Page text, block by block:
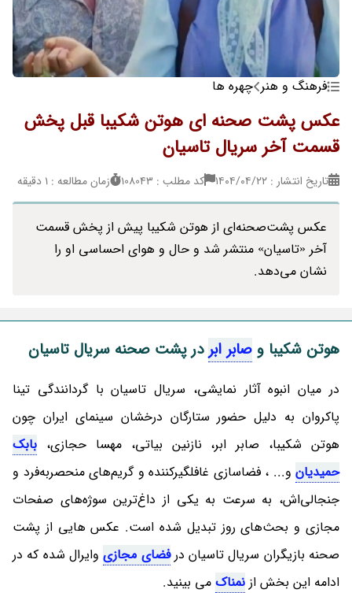
فرهنگ و هنر چهره ها
عکس پشت صحنه ای هوتن شکیبا قبل پخش
قسمت آخر سریال تاسیان
تاریخ انتشار : ۱۴۰۴/۰۴/۲۲ کد مطلب : 108043 زمان مطالعه : 1 دقیقه
عکس پشت‌صحنه‌ای از هوتن شکیبا پیش از پخش قسمت
آخر «تاسیان» منتشر شد و حال و هوای احساسی او را
نشان می‌دهد.
هوتن شکیبا و صابر ابر در پشت صحنه سریال تاسیان
در میان انبوه آثار نمایشی، سریال تاسیان با گردانندگی تینا
پاکروان به دلیل حضور ستارگان درخشان سینمای ایران چون
هوتن شکیبا، صابر ابر، نازنین بیاتی، مهسا حجازی، بابک
حمیدیان و... ، فضاسازی غافلگیرکننده و گریم‌های منحصربه‌فرد و
جنجالی‌اش، به سرعت به یکی از داغ‌ترین سوژه‌های صفحات
مجازی و بحث‌های روز تبدیل شده است. عکس هایی از پشت
صحنه بازیگران سریال تاسیان درفضای مجازیوایرال شده که در
ادامه این بخش از نمناک می بینید.